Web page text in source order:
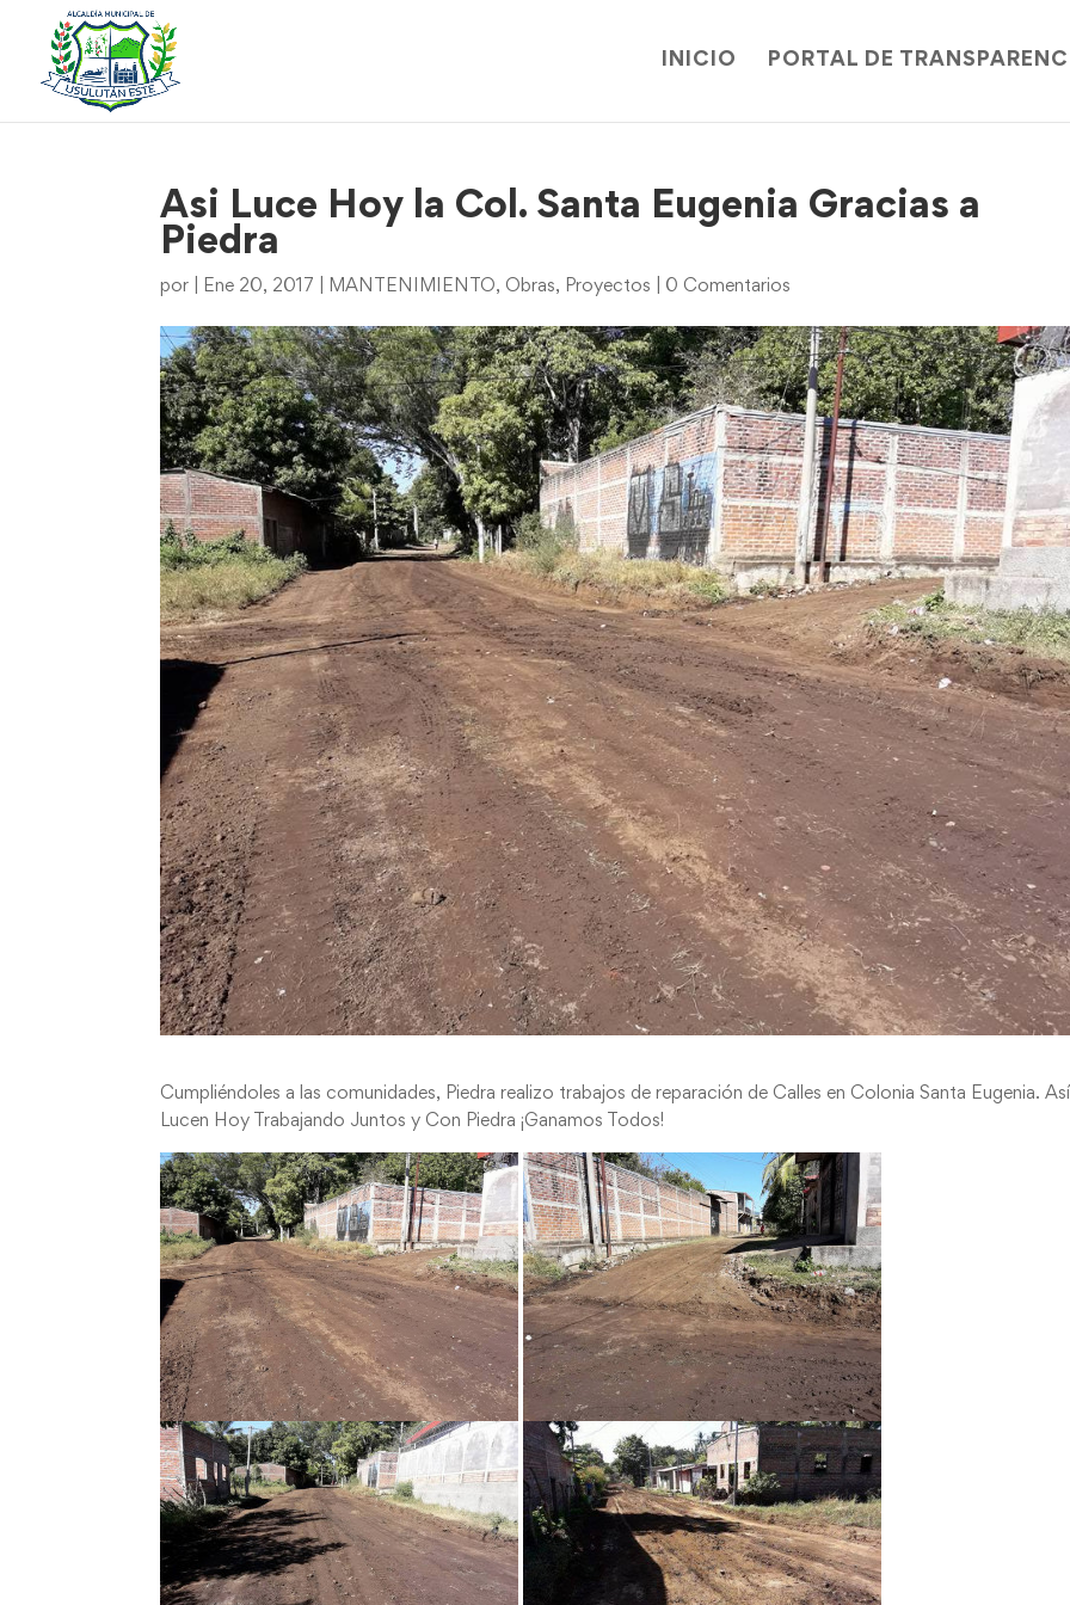
INICIO PORTAL DE
Asi Luce Hoy la Col. Santa Eugenia Gracias a
Piedra
por Ene 20, 2017 MANTENIMIENTO, Obras, Proyectos 0 Comentarios
Cumpliéndoles a las comunidades, Piedra realizo trabajos de reparación de Calles en Colonia Santa Eugenia. Así
Lucen Hoy Trabajando Juntos y Con Piedra ¡Ganamos Todos!